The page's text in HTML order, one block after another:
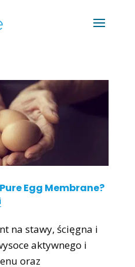
Egg Membrane?
na stawy, ścięgna i
aktywnego i
oraz